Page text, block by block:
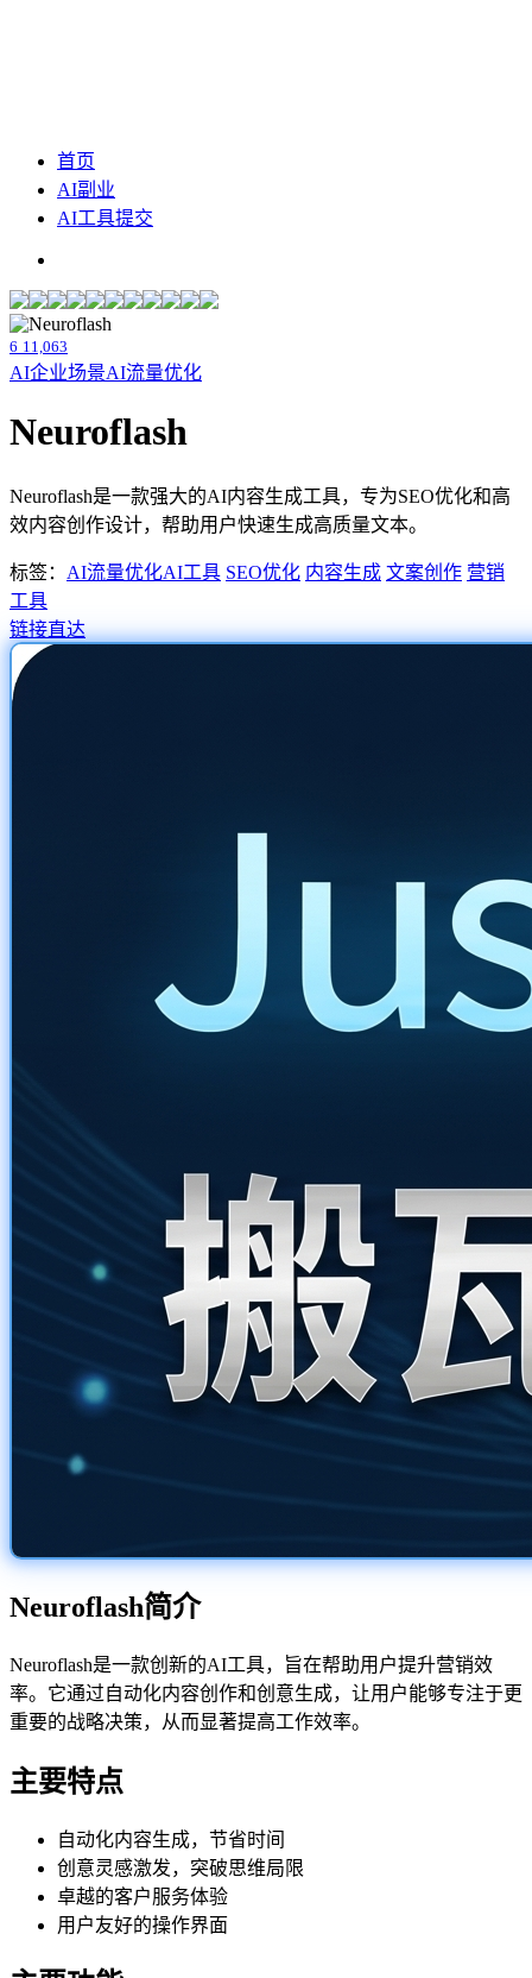
首页
AI副业
AI工具提交
6 11,063
AI企业场景AI流量优化
Neuroflash
Neuroflash是一款强大的AI内容生成工具，专为SEO优化和高
效内容创作设计，帮助用户快速生成高质量文本。
标签： AI流量优化AI工具 SEO优化 内容生成 文案创作 营销
工具
链接直达
Neuroflash简介
Neuroflash是一款创新的AI工具，旨在帮助用户提升营销效
率。它通过自动化内容创作和创意生成，让用户能够专注于更
重要的战略决策，从而显著提高工作效率。
主要特点
自动化内容生成，节省时间
创意灵感激发，突破思维局限
卓越的客户服务体验
用户友好的操作界面